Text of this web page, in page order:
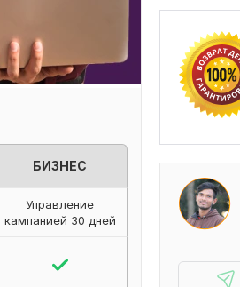
БИЗНЕС
Управление
кампанией 30 дней